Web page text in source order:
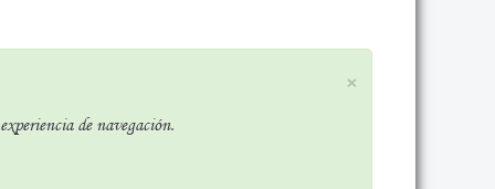
×
de navegación.